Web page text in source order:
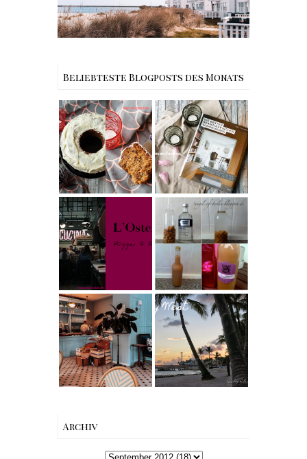
Beliebteste Blogposts des Monats
Rezept |
Weltbester
Carrot Cake
mit Cream
Cheese
Frosting nach
Cynthia
Barcomi –
einfach &
saftig
Buchtipps - Die
besten
Skandinavische
n Wohnhäuser |
The Nina
Edition
My Berlin -
L'Osteria | The
Nina Edition
Rezept |
Karamell-
Wodka selber
machen –
einfaches
Rezept &
Geschenkidee
Berlin | Café
L’Berg –
Französischer
Charme mitten
in Berlin-
Wilmersdorf
Reisen - Florida
Roadtrip Part II:
Miami South
Beach bis Key
West | The Nina
Edition
Archiv